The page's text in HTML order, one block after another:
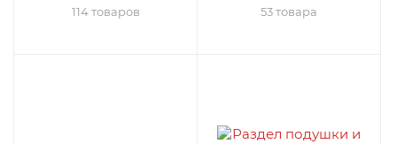
114 товаров 53 товара